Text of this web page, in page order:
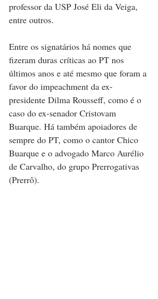
professor da USP José Eli da Veiga,
entre outros.
Entre os signatários há nomes que
fizeram duras críticas ao PT nos
últimos anos e até mesmo que foram a
favor do impeachment da ex-
presidente Dilma Rousseff, como é o
caso do ex-senador Cristovam
Buarque. Há também apoiadores de
sempre do PT, como o cantor Chico
Buarque e o advogado Marco Aurélio
de Carvalho, do grupo Prerrogativas
(Prerrô).